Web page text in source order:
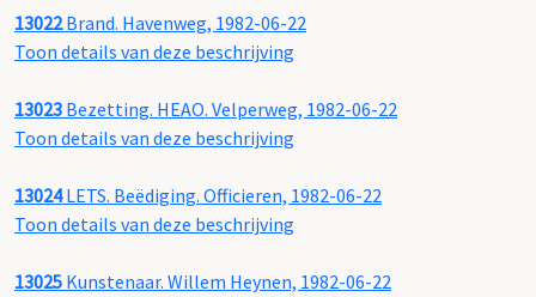
13022Brand. Havenweg, 1982-06-22
Toon details van deze beschrijving
13023 Bezetting. HEAO. Velperweg, 1982-06-22
Toon details van deze beschrijving
13024LETS. Beëdiging. Officieren, 1982-06-22
Toon details van deze beschrijving
13025 Kunstenaar. Willem Heynen, 1982-06-22